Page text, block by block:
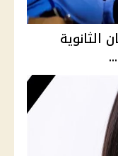
الثانوية